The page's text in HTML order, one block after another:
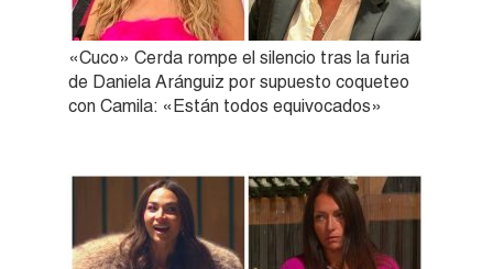
«Cuco» Cerda rompe el silencio tras la furia
de Daniela Aránguiz por supuesto coqueteo
con Camila: «Están todos equivocados»